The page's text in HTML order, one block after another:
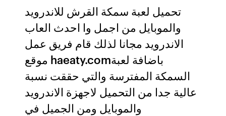
تحميل لعبة سمكة القرش للاندرويد
والموبايل من اجمل وا احدث العاب
الاندرويد مجانا لذلك قام فريق عمل
موقع haeaty.comباضافة لعبة
السمكة المفترسة والتي حققت نسبة
عالية جدا من التحميل لاجهزة الاندرويد
والموبايل ومن الجميل في